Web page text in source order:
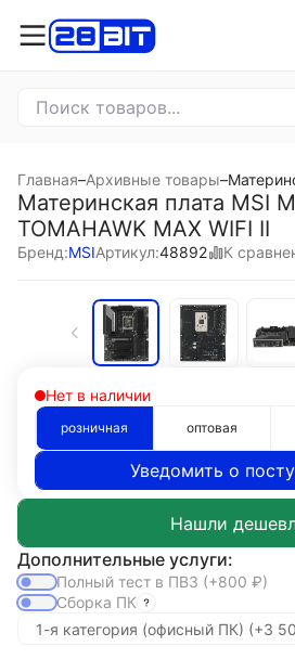
Главная–Архивные товары–
Материнская плата MSI
TOMAHAWK MAX WIFI II
Бренд:MSIАртикул:48892 К
Нет в наличии
розничная оптовая
Уведомить о
Дополнительные услуги:
Полный тест в ПВЗ (+800 ₽)
Сборка ПК